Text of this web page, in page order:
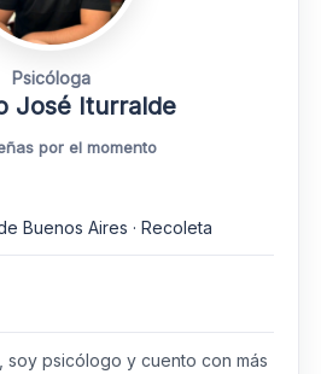
Psicóloga
José Iturralde
por el momento
Buenos Aires · Recoleta
soy psicólogo y cuento con más